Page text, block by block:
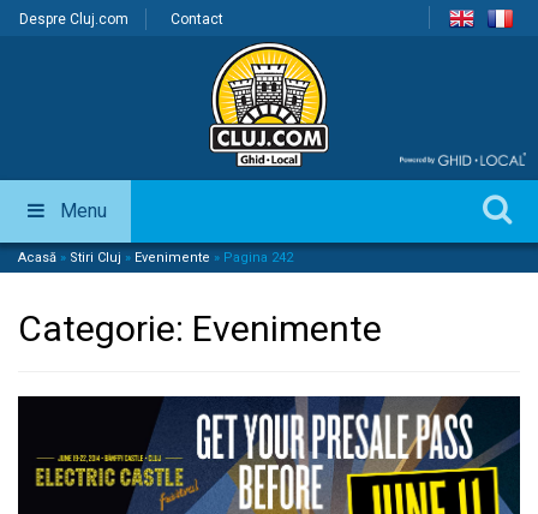
Despre Cluj.com Contact
Menu
Acasă » Stiri Cluj » Evenimente » Pagina 242
Categorie: Evenimente